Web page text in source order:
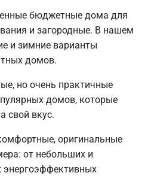
бюджетные дома для
и загородные. В нашем
и зимние варианты
домов.
но очень практичные
домов, которые
свой вкус.
оригинальные
от небольших и